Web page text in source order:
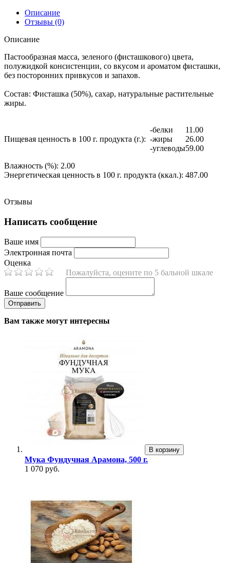
Описание
Отзывы (0)
Описание
Пастообразная масса, зеленого (фисташкового) цвета,
полужидкой консистенции, со вкусом и ароматом фисташки,
без посторонних привкусов и запахов.
Состав: Фисташка (50%), сахар, натуральные растительные
жиры.
Пищевая ценность в 100 г. продукта (г.):
-белки
11.00
-жиры
26.00
-углеводы59.00
Влажность (%): 2.00
Энергетическая ценность в 100 г. продукта (ккал.): 487.00
Отзывы
Написать сообщение
Ваше имя
Электронная почта
Оценка
Пожалуйста, оцените по 5 бальной шкале
Ваше сообщение
Вам также могут интересны
В корзину
Мука Фундучная Арамона, 500 г.
1 070 руб.